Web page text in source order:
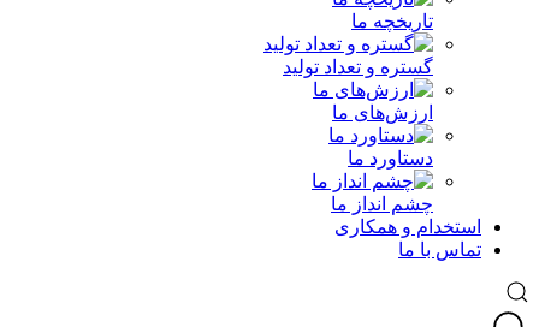
تاریخچه ما
گستره و تعداد تولید
ارزش‌های ما
دستاورد ما
چشم انداز ما
استخدام و همکاری
تماس با ما